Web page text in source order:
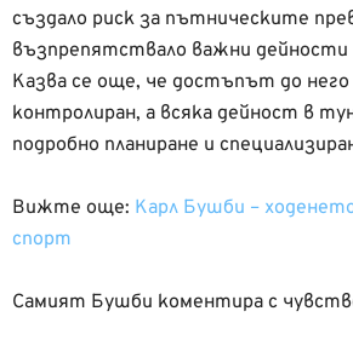
създало риск за пътническите
възпрепятствало важни
Казва се още, че достъпът до
контролиран, а всяка дейност в
подробно планиране и
Вижте още: Карл Бушби –
спорт
Самият Бушби коментира с